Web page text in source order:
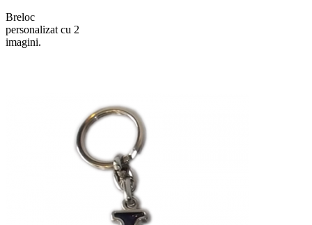
Breloc
personalizat cu 2
imagini.